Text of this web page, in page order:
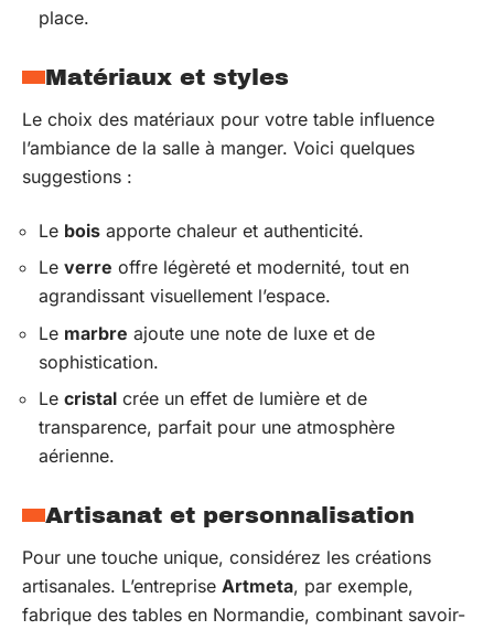
place.
Matériaux et styles
Le choix des matériaux pour votre table influence
l’ambiance de la salle à manger. Voici quelques
suggestions :
Le bois apporte chaleur et authenticité.
Le verre offre légèreté et modernité, tout en
agrandissant visuellement l’espace.
Le marbre ajoute une note de luxe et de
sophistication.
Le cristal crée un effet de lumière et de
transparence, parfait pour une atmosphère
aérienne.
Artisanat et personnalisation
Pour une touche unique, considérez les créations
artisanales. L’entreprise Artmeta, par exemple,
fabrique des tables en Normandie, combinant savoir-